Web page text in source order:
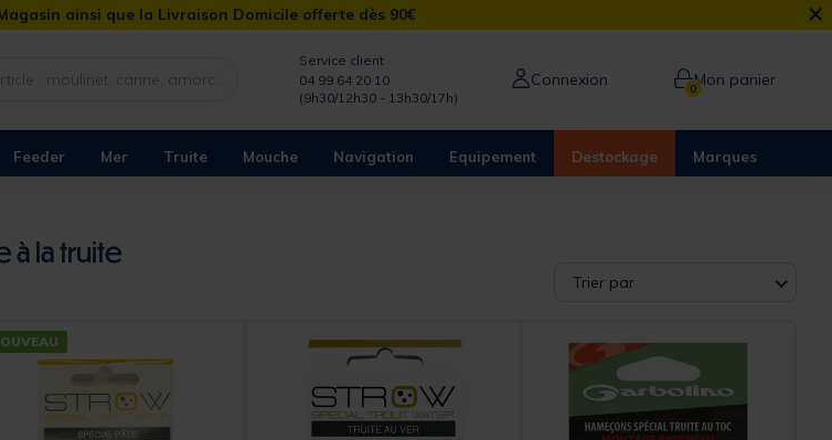
ainsi que la Livraison Domicile offerte dès 90€ ×
Service client
04 99 64 20 10
(9h30/12h30 - 13h30/17h)
Connexion 0Mon panier
Feeder Mer Truite Mouche Navigation Equipement Destockage Marques
à la truite
Trier par